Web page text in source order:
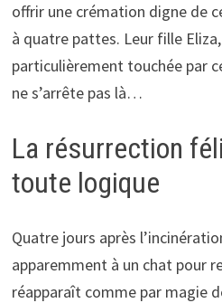
offrir une crémation digne de
à quatre pattes. Leur fille
particulièrement touchée par
ne s’arrête pas là…
La résurrection
toute logique
Quatre jours après
apparemment à un chat pour
réapparaît comme par magie